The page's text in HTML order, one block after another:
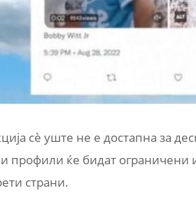
сè уште не е достапна за
профили ќе бидат ограничени
страни.